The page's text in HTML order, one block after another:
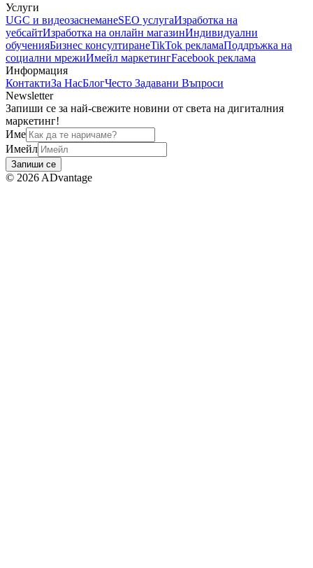
Услуги
UGC и видеозаснеманеSEO услугаИзработка на
уебсайтИзработка на онлайн магазинИндивидуални
обученияБизнес консултиранеTikTok рекламаПоддръжка на
социални мрежиИмейл маркетингFacebook реклама
Информация
КонтактиЗа НасБлогЧесто Задавани Въпроси
Newsletter
Запиши се за най-свежите новини от света на дигиталния
маркетинг!
Име
Имейл
Запиши се
© 2026 ADvantage